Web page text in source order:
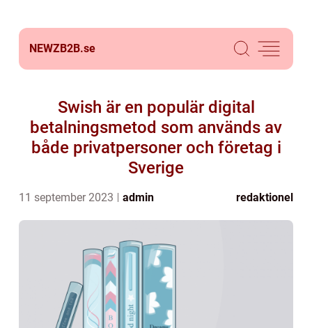
NEWZB2B.se
Swish är en populär digital
betalningsmetod som används av
både privatpersoner och företag i
Sverige
11 september 2023 admin redaktionel